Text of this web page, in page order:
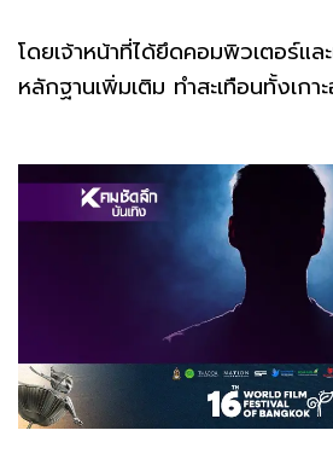
โดยเจ้าหน้าที่ได้ยึดคอมพิวเตอร์แล
หลักฐานเพิ่มเติม ทำสะเทือนทั้งเก